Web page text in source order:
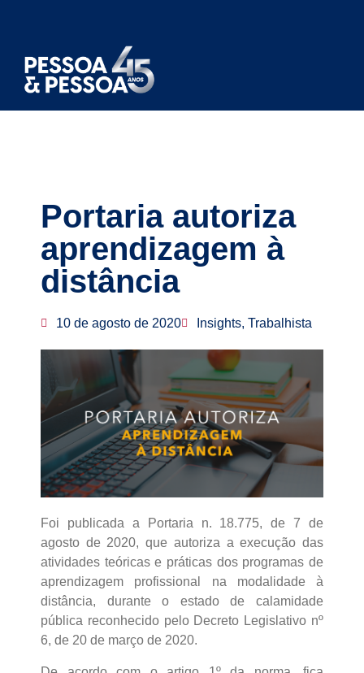
Portaria autoriza
aprendizagem à
distância
10 de agosto de 2020 Insights, Trabalhista
Foi publicada a Portaria n. 18.775, de 7 de
agosto de 2020, que autoriza a execução das
atividades teóricas e práticas dos programas de
aprendizagem profissional na modalidade à
distância, durante o estado de calamidade
pública reconhecido pelo Decreto Legislativo nº
6, de 20 de março de 2020.